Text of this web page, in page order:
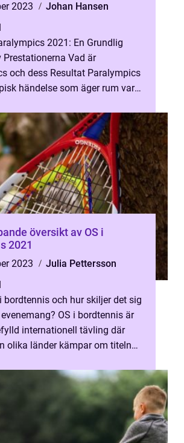
2023
Johan Hansen
2021: En Grundlig
Prestationerna Vad är
och dess Resultat Paralympics
händelse som äger rum vart
översikt av OS i
2021
2023
Julia Pettersson
bordtennis och hur skiljer det sig
OS i bordtennis är
internationell tävling där
olika länder kämpar om titeln